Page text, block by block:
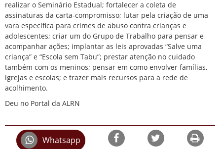
realizar o Seminário Estadual; fortalecer a coleta de
assinaturas da carta-compromisso; lutar pela criação de uma
vara específica para crimes de abuso contra crianças e
adolescentes; criar um do Grupo de Trabalho para pensar e
acompanhar ações; implantar as leis aprovadas “Salve uma
criança” e “Escola sem Tabu”; prestar atenção no cuidado
também com os meninos; pensar em como envolver famílias,
igrejas e escolas; e trazer mais recursos para a rede de
acolhimento.
Deu no Portal da ALRN
Whatsapp